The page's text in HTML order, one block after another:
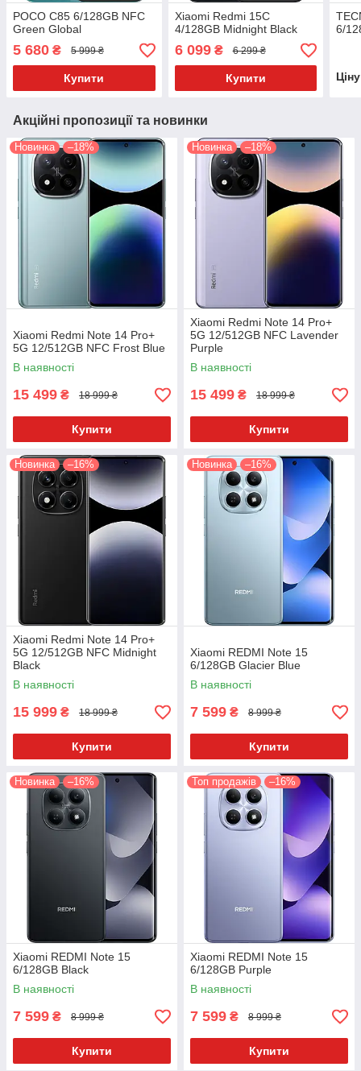
POCO C85 6/128GB NFC
Green Global
5 680 ₴ 5 999 ₴
Купити
Xiaomi Redmi 15C
4/128GB Midnight Black
6 099₴ 6 299 ₴
Купити
6/
Акційні пропозиції та новинки
Новинка –18%
Xiaomi Redmi Note 14 Pro+
5G 12/512GB NFC Frost Blue
В наявності
15 499 ₴ 18 999 ₴
Купити
Новинка –18%
Xiaomi Redmi Note 14 Pro+
5G 12/512GB NFC Lavender
Purple
В наявності
15 499 ₴ 18 999 ₴
Купити
Новинка –16%
Xiaomi Redmi Note 14 Pro+
5G 12/512GB NFC Midnight
Black
В наявності
15 999 ₴ 18 999 ₴
Купити
Новинка –16%
Xiaomi REDMI Note 15
6/128GB Glacier Blue
В наявності
7 599 ₴ 8 999 ₴
Купити
Новинка –16%
Xiaomi REDMI Note 15
6/128GB Black
В наявності
7 599 ₴ 8 999 ₴
Купити
Топ продажів –16%
Xiaomi REDMI Note 15
6/128GB Purple
В наявності
7 599 ₴ 8 999 ₴
Купити